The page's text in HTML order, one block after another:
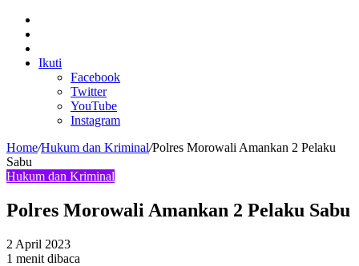
In
Ikuti
Facebook
Twitter
YouTube
Instagram
Home/Hukum dan Kriminal/Polres Morowali Amankan 2 Pelaku
Sabu
Hukum dan Kriminal
Polres Morowali Amankan 2 Pelaku Sabu
2 April 2023
1 menit dibaca